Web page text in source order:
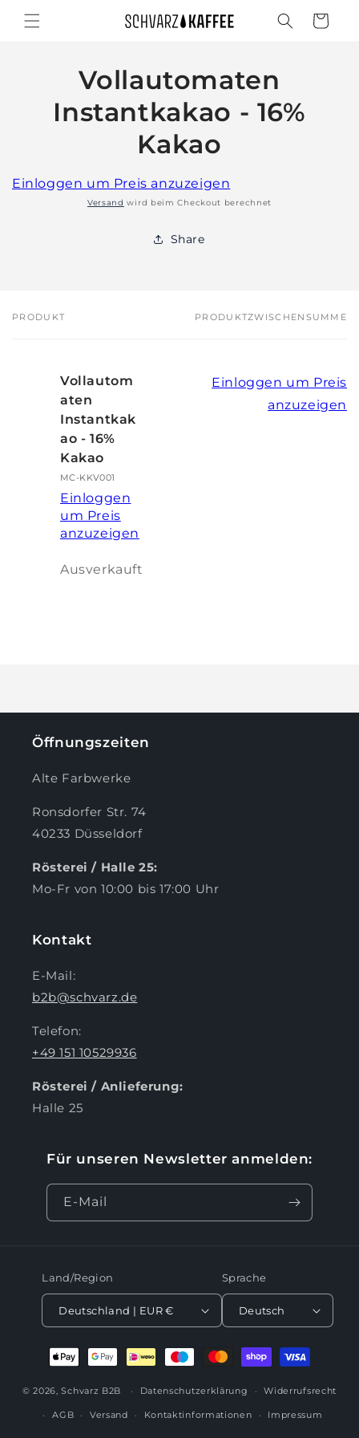
zum
Inhalt
Warenkorb
Vollautomaten
Instantkakao - 16%
Kakao
Einloggen um Preis anzuzeigen
Versand wird beim Checkout berechnet
Share
Dein
PRODUKT PRODUKTZWISCHENSUMME
Vollautom
aten
Instantkak
ao - 16%
Kakao
MC-KKV001
Einloggen
um Preis
anzuzeigen
Einloggen um Preis
anzuzeigen
Anzahl
Ausverkauft
Öffnungszeiten
Alte Farbwerke
Ronsdorfer Str. 74
40233 Düsseldorf
Rösterei / Halle 25:
Mo-Fr von 10:00 bis 17:00 Uhr
Kontakt
E-Mail:
b2b@schvarz.de
Telefon:
+49 151 10529936
Rösterei / Anlieferung:
Halle 25
Für unseren Newsletter anmelden:
E-Mail
Land/Region
Deutschland | EUR €
Sprache
Deutsch
Zahlungsmethoden
© 2026,Schvarz B2B Datenschutzerklärung Widerrufsrecht
AGB Versand Kontaktinformationen Impressum